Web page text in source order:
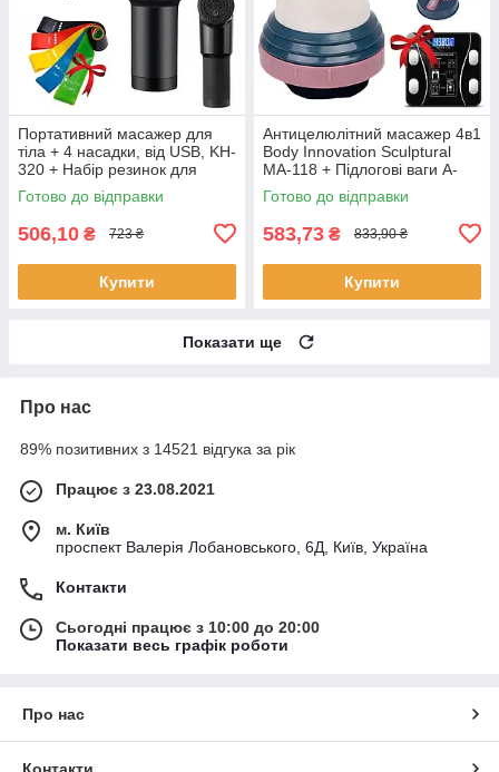
Портативний масажер для
тіла + 4 насадки, від USB, KH-
320 + Набір резинок для
фітнесу 5в1
Готово до відправки
506,10 ₴ 723 ₴
Купити
Антицелюлітний масажер 4в1
Body Innovation Sculptural
MA-118 + Підлогові ваги A-
8003
Готово до відправки
583,73 ₴ 833,90 ₴
Купити
Показати ще
Про нас
89% позитивних з 14521 відгука за рік
Працює з 23.08.2021
м. Київ
проспект Валерія Лобановського, 6Д, Київ, Україна
Контакти
Сьогодні працює з 10:00 до 20:00
Показати весь графік роботи
Про нас
Контакти